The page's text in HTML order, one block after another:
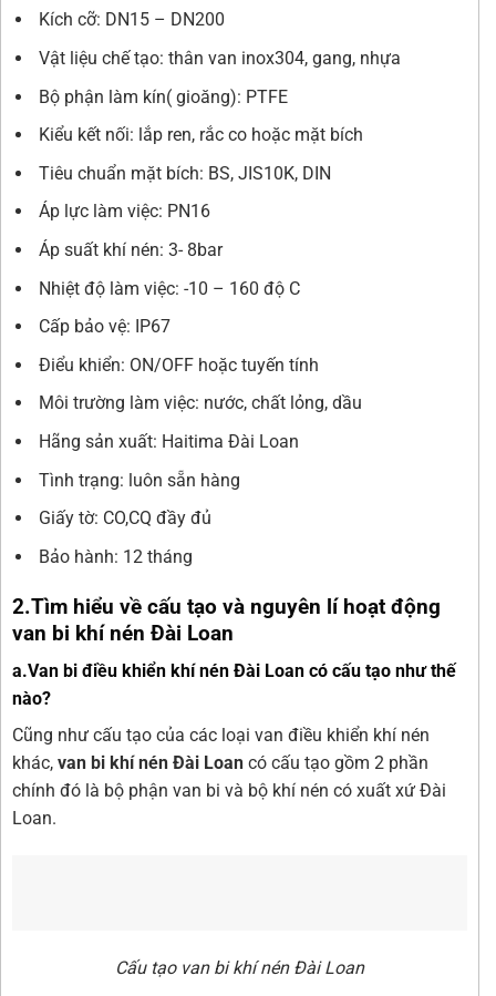
Kích cỡ: DN15 – DN200
Vật liệu chế tạo: thân van inox304, gang, nhựa
Bộ phận làm kín( gioăng): PTFE
Kiểu kết nối: lắp ren, rắc co hoặc mặt bích
Tiêu chuẩn mặt bích: BS, JIS10K, DIN
Áp lực làm việc: PN16
Áp suất khí nén: 3- 8bar
Nhiệt độ làm việc: -10 – 160 độ C
Cấp bảo vệ: IP67
Điểu khiển: ON/OFF hoặc tuyến tính
Môi trường làm việc: nước, chất lỏng, dầu
Hãng sản xuất: Haitima Đài Loan
Tình trạng: luôn sẵn hàng
Giấy tờ: CO,CQ đầy đủ
Bảo hành: 12 tháng
2.Tìm hiểu về cấu tạo và nguyên lí hoạt động
van bi khí nén Đài Loan
a.Van bi điều khiển khí nén Đài Loan có cấu tạo như thế
nào?
Cũng như cấu tạo của các loại van điều khiển khí nén
khác, van bi khí nén Đài Loan có cấu tạo gồm 2 phần
chính đó là bộ phận van bi và bộ khí nén có xuất xứ Đài
Loan.
Cấu tạo van bi khí nén Đài Loan